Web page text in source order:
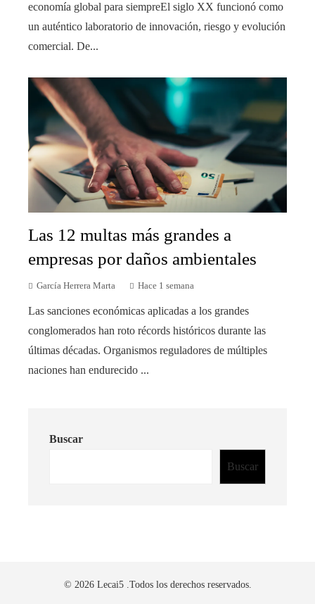
economía global para siempreEl siglo XX funcionó como
un auténtico laboratorio de innovación, riesgo y evolución
comercial. De...
Las 12 multas más grandes a
empresas por daños ambientales
García Herrera Marta Hace 1 semana
Las sanciones económicas aplicadas a los grandes
conglomerados han roto récords históricos durante las
últimas décadas. Organismos reguladores de múltiples
naciones han endurecido ...
Buscar
Buscar
© 2026 Lecai5 .Todos los derechos reservados.